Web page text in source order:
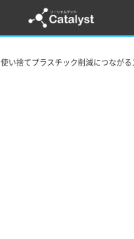
使い捨てプラスチック削減につなが